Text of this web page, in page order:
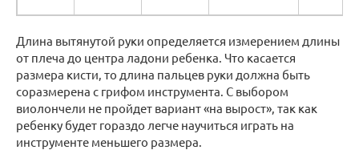
Длина вытянутой руки определяется измерением длины
от плеча до центра ладони ребенка. Что касается
размера кисти, то длина пальцев руки должна быть
соразмерена с грифом инструмента. С выбором
виолончели не пройдет вариант «на вырост», так как
ребенку будет гораздо легче научиться играть на
инструменте меньшего размера.